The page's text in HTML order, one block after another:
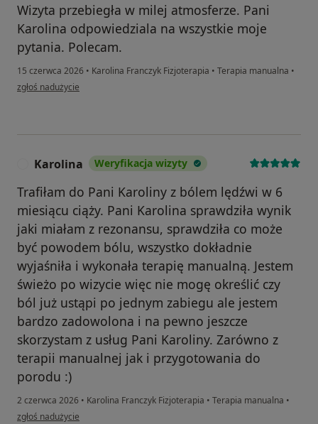
Wizyta przebiegła w milej atmosferze. Pani
Karolina odpowiedziala na wszystkie moje
pytania. Polecam.
15 czerwca 2026 • Karolina Franczyk Fizjoterapia • Terapia manualna •
w opinii użytkownika BK
zgłoś nadużycie
Karolina Weryfikacja wizyty
Trafiłam do Pani Karoliny z bólem lędźwi w 6
miesiącu ciąży. Pani Karolina sprawdziła wynik
jaki miałam z rezonansu, sprawdziła co może
być powodem bólu, wszystko dokładnie
wyjaśniła i wykonała terapię manualną. Jestem
świeżo po wizycie więc nie mogę określić czy
ból już ustąpi po jednym zabiegu ale jestem
bardzo zadowolona i na pewno jeszcze
skorzystam z usług Pani Karoliny. Zarówno z
terapii manualnej jak i przygotowania do
porodu :)
2 czerwca 2026 • Karolina Franczyk Fizjoterapia • Terapia manualna •
w opinii użytkownika Karolina
zgłoś nadużycie